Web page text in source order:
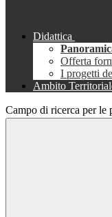
Didattica
Offerta
I progetti
Ambito
Campo di ricerca per le